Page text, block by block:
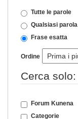
Tutte le parole
Qualsiasi parola
Frase esatta
Ordine
Cerca solo:
Forum Kunena
Categorie